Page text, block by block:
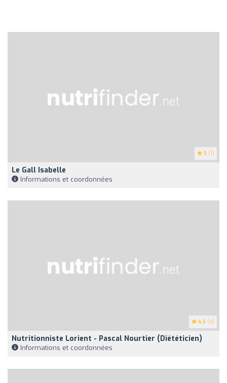
5 (1)
Le Gall Isabelle
Informations et coordonnées
4.5 (4)
Nutritionniste Lorient - Pascal Nourtier (Diététicien)
Informations et coordonnées